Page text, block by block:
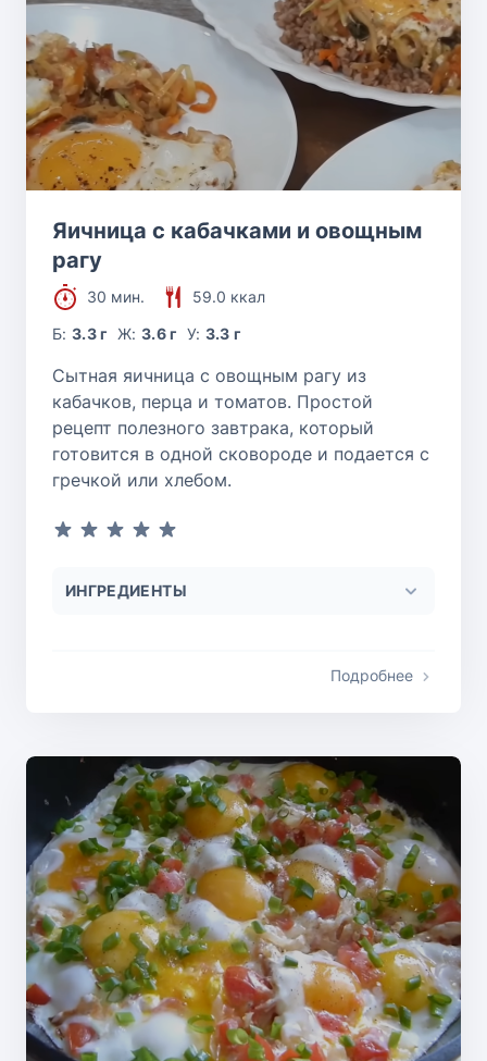
Яичница с кабачками и овощным
рагу
30 мин.
59.0 ккал
Б:3.3 г Ж: 3.6 г У: 3.3 г
Сытная яичница с овощным рагу из
кабачков, перца и томатов. Простой
рецепт полезного завтрака, который
готовится в одной сковороде и подается с
гречкой или хлебом.
ИНГРЕДИЕНТЫ
Подробнее